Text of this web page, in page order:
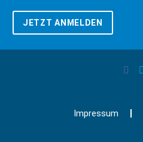
JETZT ANMELDEN
Impressum